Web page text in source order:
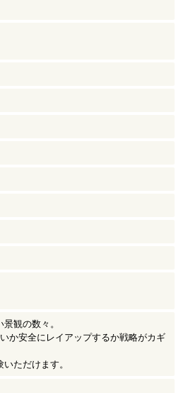
観の数々。
か安全にレイアップするか戦略がカギ
ただけます。